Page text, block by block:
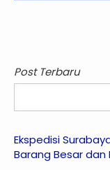
Post Terbaru
Ekspedisi
Barang Besar dan